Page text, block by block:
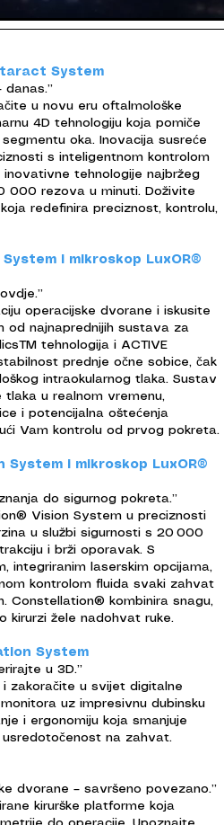
System
danas.”
u novu eru oftalmološke
4D tehnologiju koja pomiče
oka. Inovacija susreće
s inteligentnom kontrolom
tehnologije najbržeg
000 rezova u minuti. Doživite
redefinira preciznost, kontrolu,
System i mikroskop LuxOR®
operacijske dvorane i iskusite
od najnaprednijih sustava za
tehnologija i ACTIVE
prednje očne sobice, čak
intraokularnog tlaka. Sustav
tlaka u realnom vremenu,
i potencijalna oštećenja
Vam kontrolu od prvog pokreta.
System i mikroskop LuxOR®
do sigurnog pokreta.”
Vision System u preciznosti
u službi sigurnosti s 20 000
i brži oporavak. S
integriranim laserskim opcijama,
kontrolom fluida svaki zahvat
Constellation® kombinira snagu,
kirurzi žele nadohvat ruke.
System
u 3D.”
zakoračite u svijet digitalne
uz impresivnu dubinsku
i ergonomiju koja smanjuje
na zahvat.
dvorane – savršeno povezano.”
kirurške platforme koja